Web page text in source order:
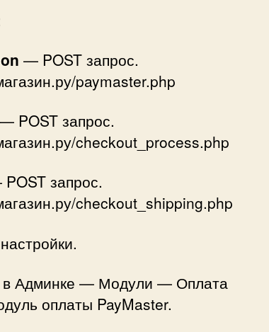
— POST запрос.
paymaster.php
— POST запрос.
checkout_process.php
запрос.
checkout_shipping.php
в Админке — Модули — Оплата
оплаты PayMaster.